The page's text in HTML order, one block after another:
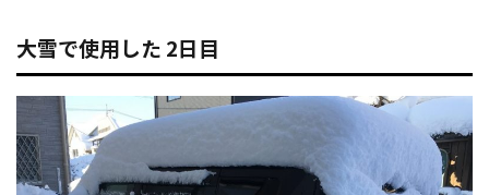
大雪で使用した 2日目